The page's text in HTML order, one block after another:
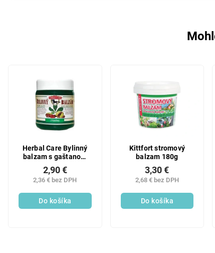
Herbal Care Bylinný
balzam s gaštanom
konským chladivý 500
ml
2,36 € bez DPH
2,90 €
Do košíka
Kittfort stromový
balzam 180g
2,68 € bez DPH
3,30 €
Do košíka